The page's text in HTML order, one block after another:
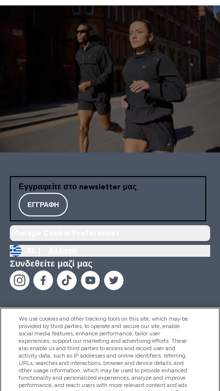
Εγγραφείτε στο newsletter μας
ΕΓΓΡΑΦΉ
Συνδεθείτε μαζί μας
Βοήθεια & Πληροφορίες
Προϊόντα
We use cookies and other tracking tools on this site, which may be
provided by third parties, to operate and secure our site, enable
social media features, enhance performance, tailor user
experiences, support our marketing and advertising efforts. These
also enable us and third parties to access and record user and
activity data, such as IP addresses and online identifiers, referring
URLs, searches and interactions, browser and device details, and
other usage information, which may be used to provide enhanced
functionality and personalized experiences, analyze and improve
performance, and reach users with more relevant content and ads